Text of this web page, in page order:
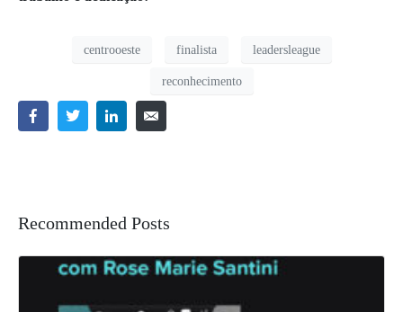
centrooeste finalista leadersleague
reconhecimento
Recommended Posts